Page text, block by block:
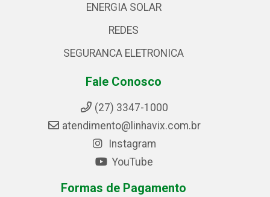
ENERGIA SOLAR
REDES
SEGURANCA ELETRONICA
Fale Conosco
(27) 3347-1000
atendimento@linhavix.com.br
Instagram
YouTube
Formas de Pagamento